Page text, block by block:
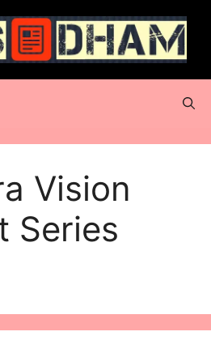
Vision
Series